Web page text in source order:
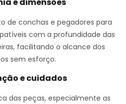
e dimensões
de conchas e pegadores para
com a profundidade das
facilitando o alcance dos
sem esforço.
e cuidados
das peças, especialmente as